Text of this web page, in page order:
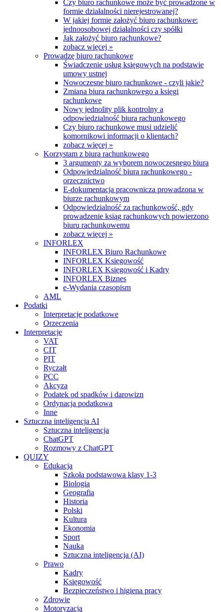
Czy biuro rachunkowe może być prowadzone w
formie działalności nierejestrowanej?
W jakiej formie założyć biuro rachunkowe:
jednoosobowej działalności czy spółki
Jak założyć biuro rachunkowe?
zobacz więcej »
Prowadzę biuro rachunkowe
Świadczenie usług księgowych na podstawie
umowy ustnej
Nowoczesne biuro rachunkowe - czyli jakie?
Zmiana biura rachunkowego a księgi
rachunkowe
Nowy jednolity plik kontrolny a
odpowiedzialność biura rachunkowego
Czy biuro rachunkowe musi udzielić
komornikowi informacji o klientach?
zobacz więcej »
Korzystam z biura rachunkowego
3 argumenty za wyborem nowoczesnego biura
Odpowiedzialność biura rachunkowego -
orzecznictwo
E-dokumentacja pracownicza prowadzona w
biurze rachunkowym
Odpowiedzialność za rachunkowość, gdy
prowadzenie ksiąg rachunkowych powierzono
biuru rachunkowemu
zobacz więcej »
INFORLEX
INFORLEX Biuro Rachunkowe
INFORLEX Księgowość
INFORLEX Księgowość i Kadry
INFORLEX Biznes
e-Wydania czasopism
AML
Podatki
Interpretacje podatkowe
Orzeczenia
Interpretacje
VAT
CIT
PIT
Ryczałt
PCC
Akcyza
Podatek od spadków i darowizn
Ordynacja podatkowa
Inne
Sztuczna inteligencja AI
Sztuczna inteligencja
ChatGPT
Rozmowy z ChatGPT
QUIZY
Edukacja
Szkoła podstawowa klasy 1-3
Biologia
Geografia
Historia
Polski
Kultura
Ekonomia
Sport
Nauka
Sztuczna inteligencja (AI)
Prawo
Kadry
Księgowość
Bezpieczeństwo i higiena pracy
Zdrowie
Motoryzacja